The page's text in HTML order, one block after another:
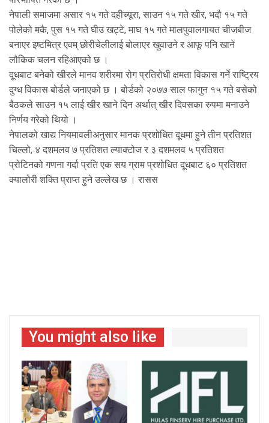
नेपाली समाजमा असार १५ गते दहीच्यूरा, साउन १५ गते खीर, भदौ १५ गते
पोलेको मकै, पुस १५ गते घीउ खट्टे, माघ १५ गते मालपुवालगायत चीजबीज
बनाएर इष्टमित्र एवम् छोरीचेलीलाई बोलाएर खुवाउने र आफू पनि खाने
लौकिक चलन रहिआएको छ ।
दूधबाट बनेको खीरले मानव शरीरमा रोग प्रतिरोधी क्षमता विकास गर्ने राष्ट्रिय
दुग्ध विकास बोर्डले जनाएको छ । बोर्डको २०७७ साल फागुन १५ गते बसेको
बैठकले साउन १५ लाई खीर खाने दिन अर्थात् खीर दिवसका रुपमा मनाउने
निर्णय गरेको थियो ।
नेपालको खाद्य नियमावलीअनुसार मानक प्रशोधित दूधमा हुने तीन प्रतिशत
चिल्लो, ४ दशमलव ७ प्रतिशत ल्याक्टोज र ३ दशमलव ५ प्रतिशत
प्रोटिनको गणना गर्दा प्रति एक सय ग्राम प्रशोधित दूधबाट ६० प्रतिशत
क्यालोरी शक्ति प्राप्त हुने उल्लेख छ । रासस
You might also like